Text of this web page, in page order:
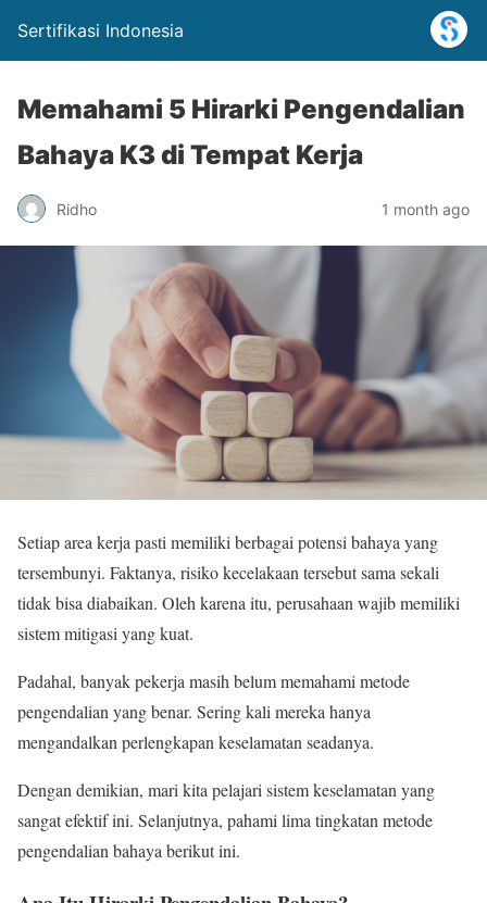
Sertifikasi Indonesia
Memahami 5 Hirarki Pengendalian
Bahaya K3 di Tempat Kerja
Ridho 1 month ago
Setiap area kerja pasti memiliki berbagai potensi bahaya yang
tersembunyi. Faktanya, risiko kecelakaan tersebut sama sekali
tidak bisa diabaikan. Oleh karena itu, perusahaan wajib memiliki
sistem mitigasi yang kuat.
Padahal, banyak pekerja masih belum memahami metode
pengendalian yang benar. Sering kali mereka hanya
mengandalkan perlengkapan keselamatan seadanya.
Dengan demikian, mari kita pelajari sistem keselamatan yang
sangat efektif ini. Selanjutnya, pahami lima tingkatan metode
pengendalian bahaya berikut ini.